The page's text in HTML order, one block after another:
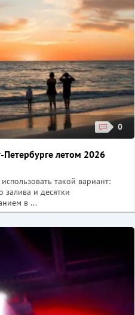
0
Петербурге летом 2026
такой вариант:
залива и десятки
в ...